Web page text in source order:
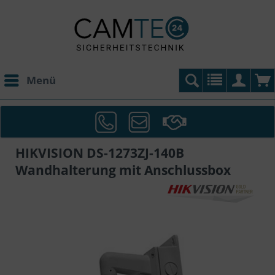
Menü
HIKVISION DS-1273ZJ-140B
Wandhalterung mit Anschlussbox